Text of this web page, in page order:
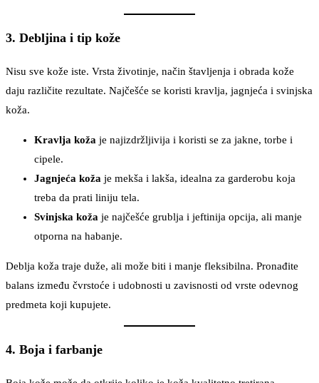
3. Debljina i tip kože
Nisu sve kože iste. Vrsta životinje, način štavljenja i obrada kože
daju različite rezultate. Najčešće se koristi kravlja, jagnjeća i svinjska
koža.
Kravlja koža je najizdržljivija i koristi se za jakne, torbe i
cipele.
Jagnjeća koža je mekša i lakša, idealna za garderobu koja
treba da prati liniju tela.
Svinjska koža je najčešće grublja i jeftinija opcija, ali manje
otporna na habanje.
Deblja koža traje duže, ali može biti i manje fleksibilna. Pronađite
balans između čvrstoće i udobnosti u zavisnosti od vrste odevnog
predmeta koji kupujete.
4. Boja i farbanje